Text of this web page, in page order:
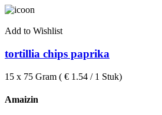
Add to Wishlist
tortillia chips paprika
15 x 75 Gram ( € 1.54 / 1 Stuk)
Amaizin